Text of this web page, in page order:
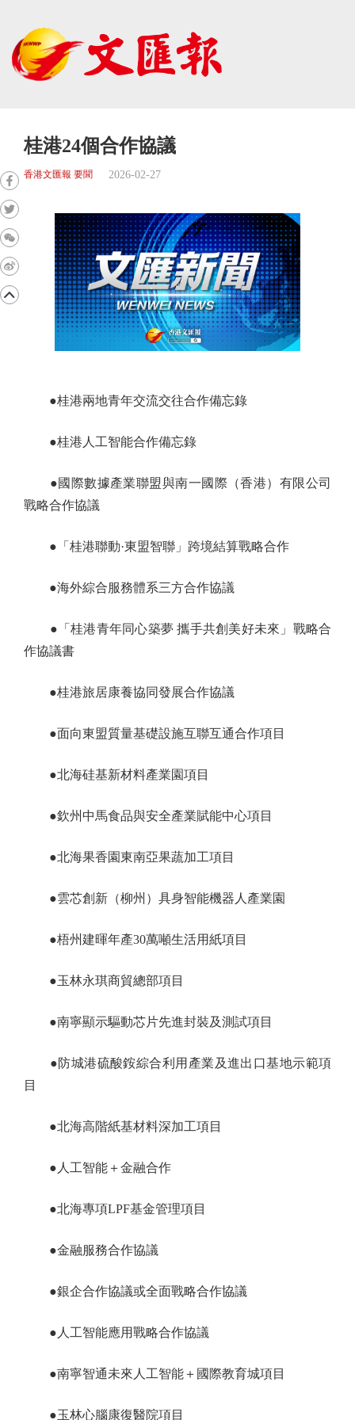
桂港24個合作協議
香港文匯報 要聞 2026-02-27
●桂港兩地青年交流交往合作備忘錄
●桂港人工智能合作備忘錄
●國際數據產業聯盟與南一國際（香港）有限公司
戰略合作協議
●「桂港聯動·東盟智聯」跨境結算戰略合作
●海外綜合服務體系三方合作協議
●「桂港青年同心築夢 攜手共創美好未來」戰略合
作協議書
●桂港旅居康養協同發展合作協議
●面向東盟質量基礎設施互聯互通合作項目
●北海硅基新材料產業園項目
●欽州中馬食品與安全產業賦能中心項目
●北海果香園東南亞果蔬加工項目
●雲芯創新（柳州）具身智能機器人產業園
●梧州建暉年產30萬噸生活用紙項目
●玉林永琪商貿總部項目
●南寧顯示驅動芯片先進封裝及測試項目
●防城港硫酸銨綜合利用產業及進出口基地示範項
目
●北海高階紙基材料深加工項目
●人工智能＋金融合作
●北海專項LPF基金管理項目
●金融服務合作協議
●銀企合作協議或全面戰略合作協議
●人工智能應用戰略合作協議
●南寧智通未來人工智能＋國際教育城項目
●玉林心腦康復醫院項目